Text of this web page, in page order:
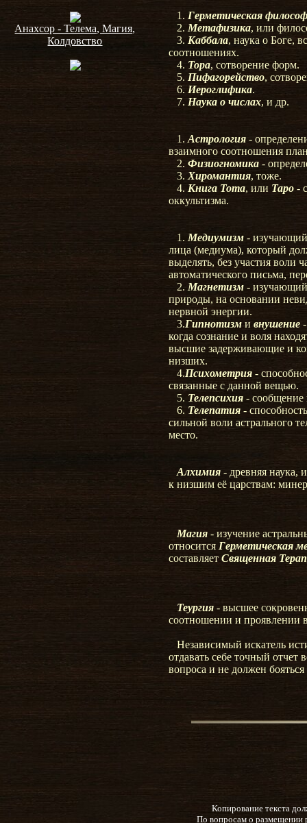
Анахсор - Телема, Магия,
Колдовство
1. Герметическая
2. Метафизика, или
3. Каббала, наука о Боге,
соотношениях.
4. Тора, сотворение форм.
5. Пифагорейство,
6. Иероглифика.
7. Наука о числах, и др.
1.Астрология -
взаимного соотношения
2.Физиогномика -
3. Хиромантия, тоже.
4. Книга Тота, или Таро -
оккультизма.
1. Медиумизм - изучающий
лица (медиума), который
выделять, без участия воли
автоматического письма,
2. Магнетизм -
природы, на основании
нервной энергии.
3.Гипнотизм ивнушение
когда сознание и воля
высшие задерживающие и
низших.
4.Психометрия -
связанные с данной вещью.
5. Телепсихия - сообщение
6. Телепатия -
сильной воли астрального
место.
Алхимия - древняя
к низшим её царствам:
Магия - изучение
относится Герметическая
составляетСвященная
Теургия - высшее
соотношении и проявлении
Независимый искатель
отдавать себе точный отчет
вопроса и не должен
Копирование текста
По вопросам о размещении